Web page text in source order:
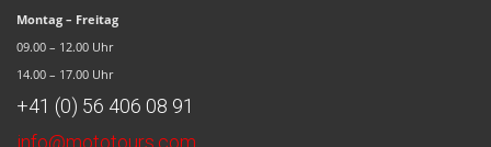
Montag – Freitag
09.00 – 12.00 Uhr
14.00 – 17.00 Uhr
+41 (0) 56 406 08 91
info@mototours.com